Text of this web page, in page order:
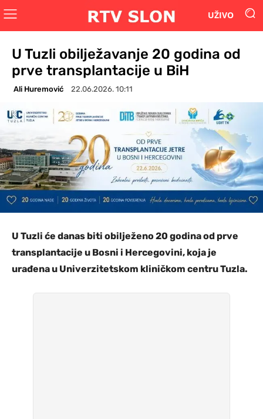
UŽIVO
U Tuzli obilježavanje 20 godina od
prve transplantacije u BiH
Ali Huremović 22.06.2026. 10:11
U Tuzli će danas biti obilježeno 20 godina od prve
transplantacije u Bosni i Hercegovini, koja je
urađena u Univerzitetskom kliničkom centru Tuzla.